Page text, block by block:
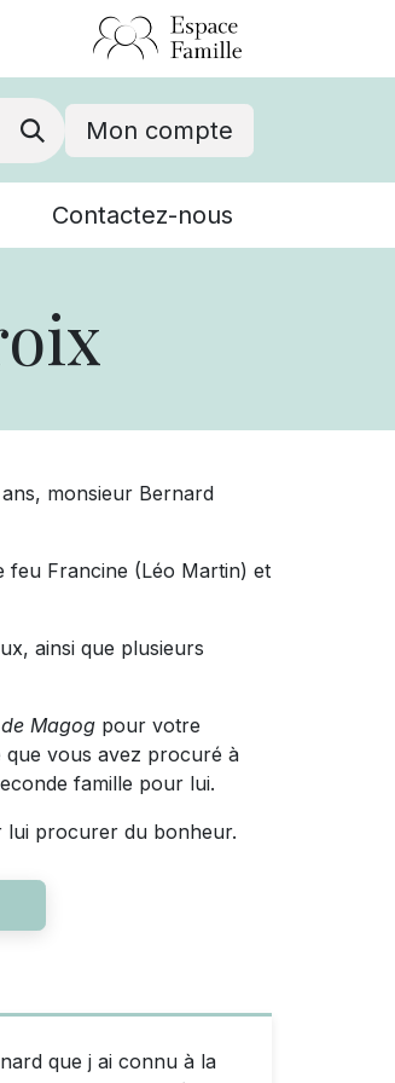
Mon compte
Événements
Contactez-nous
monsieur Bernard
feu Francine (Léo Martin) et
ainsi que plusieurs
Magog pour votre
que vous avez procuré à
famille pour lui.
lui procurer du bonheur.
que j ai connu à la